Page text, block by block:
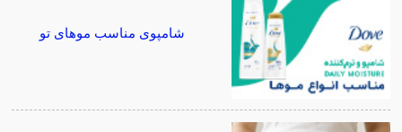
شامپوی مناسب موهای تو